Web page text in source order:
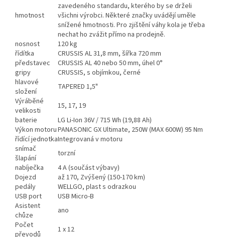
hmotnost
zavedeného standardu, kterého by se drželi
všichni výrobci. Některé značky uvádějí uměle
snížené hmotnosti. Pro zjištění váhy kola je třeba
nechat ho zvážit přímo na prodejně.
nosnost
120 kg
řídítka
CRUSSIS AL 31,8 mm, šířka 720 mm
představec
CRUSSIS AL 40 nebo 50 mm, úhel 0°
gripy
CRUSSIS, s objímkou, černé
hlavové
složení
TAPERED 1,5"
Výráběné
velikosti
15, 17, 19
baterie
LG Li-Ion 36V / 715 Wh (19,88 Ah)
Výkon motoruPANASONIC GX Ultimate, 250W (MAX 600W) 95 Nm
řídící jednotkaIntegrovaná v motoru
snímač
šlapání
torzní
nabíječka
4 A (součást výbavy)
Dojezd
až 170, Zvýšený (150-170 km)
pedály
WELLGO, plast s odrazkou
USB port
USB Micro-B
Asistent
chůze
ano
Počet
převodů
1 x 12